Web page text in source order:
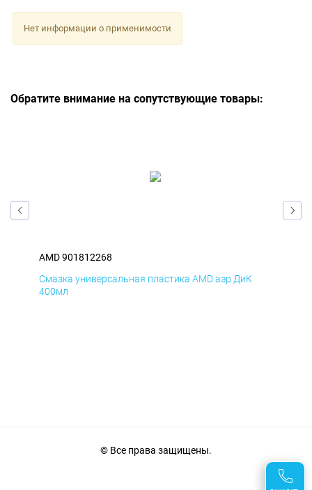
Нет информации о применимости
Обратите внимание на сопутствующие товары:
AMD 901812268
Смазка универсальная пластика AMD аэр ДиК
400мл
© Все права защищены.